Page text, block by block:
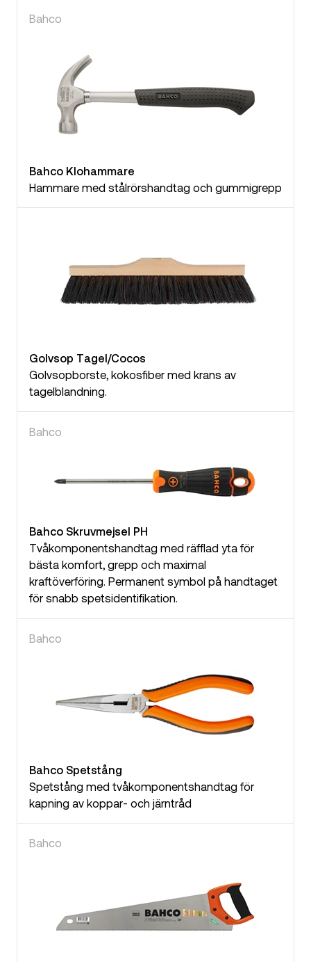
Bahco
Bahco Klohammare
Hammare med stålrörshandtag och gummigrepp
Golvsop Tagel/Cocos
Golvsopborste, kokosfiber med krans av
tagelblandning.
Bahco
Bahco Skruvmejsel PH
Tvåkomponentshandtag med räfflad yta för
bästa komfort, grepp och maximal
kraftöverföring. Permanent symbol på handtaget
för snabb spetsidentifikation.
Bahco
Bahco Spetstång
Spetstång med tvåkomponentshandtag för
kapning av koppar- och järntråd
Bahco